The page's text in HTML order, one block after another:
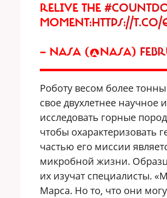
RELIVE THE
MOMENT:HTTPS://
— NASA (@NASA)
Роботу весом более
свое двухлетнее научное
исследовать горные
чтобы
частью его миссии
микробной жизни.
их изучат специалисты.
Марса. Но то, что они